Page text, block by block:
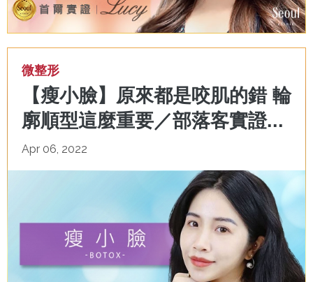
微整形
【瘦小臉】原來都是咬肌的錯 輪
廓順型這麼重要／部落客實證...
Apr 06, 2022